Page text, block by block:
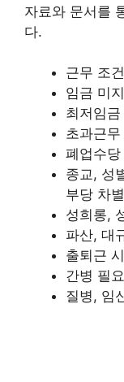
자료와 문서를
다.
근무 조
임금 미
최저임
초과근
폐업수당
종교, 성
부당 차별
성희롱,
파산, 대
출퇴근
간병 필요
질병, 임